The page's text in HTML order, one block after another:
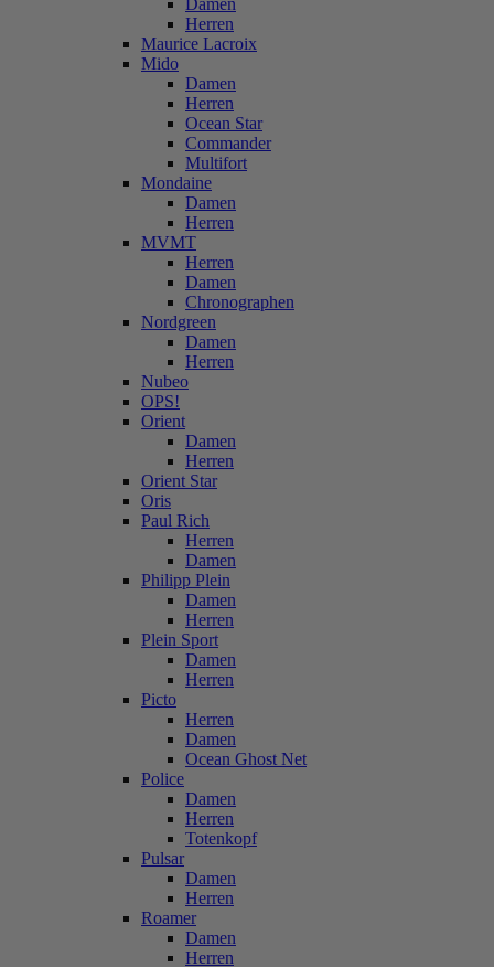
Damen
Herren
Maurice Lacroix
Mido
Damen
Herren
Ocean Star
Commander
Multifort
Mondaine
Damen
Herren
MVMT
Herren
Damen
Chronographen
Nordgreen
Damen
Herren
Nubeo
OPS!
Orient
Damen
Herren
Orient Star
Oris
Paul Rich
Herren
Damen
Philipp Plein
Damen
Herren
Plein Sport
Damen
Herren
Picto
Herren
Damen
Ocean Ghost Net
Police
Damen
Herren
Totenkopf
Pulsar
Damen
Herren
Roamer
Damen
Herren